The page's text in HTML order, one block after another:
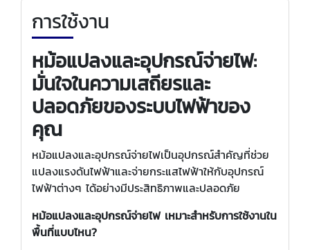
การใช้งาน
หม้อแปลงและอุปกรณ์จ่ายไฟ:
มั่นใจในความเสถียรและ
ปลอดภัยของระบบไฟฟ้าของ
คุณ
หม้อแปลงและอุปกรณ์จ่ายไฟเป็นอุปกรณ์สำคัญที่ช่วย
แปลงแรงดันไฟฟ้าและจ่ายกระแสไฟฟ้าให้กับอุปกรณ์
ไฟฟ้าต่างๆ ได้อย่างมีประสิทธิภาพและปลอดภัย
หม้อแปลงและอุปกรณ์จ่ายไฟ เหมาะสำหรับการใช้งานใน
พื้นที่แบบไหน?